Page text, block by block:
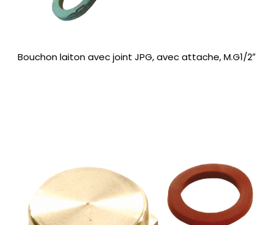
Bouchon laiton avec joint JPG, avec attache, M.G1/2″